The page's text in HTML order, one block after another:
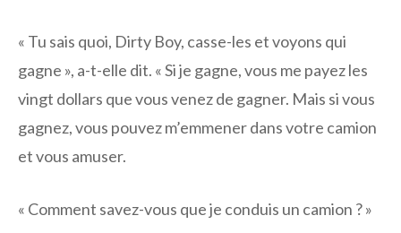
« Tu sais quoi, Dirty Boy, casse-les et voyons qui
gagne », a-t-elle dit. « Si je gagne, vous me payez les
vingt dollars que vous venez de gagner. Mais si vous
gagnez, vous pouvez m’emmener dans votre camion
et vous amuser.
« Comment savez-vous que je conduis un camion ? »